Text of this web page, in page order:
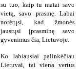
su tuo, kaip tu matai savo
vietą, savo prasmę. Labai
norėtųsi, kad žmonės
jaustųsi įprasminę savo
gyvenimus čia, Lietuvoje.
Ko labiausiai palinkėčiau
Lietuvai, tai viena vertus